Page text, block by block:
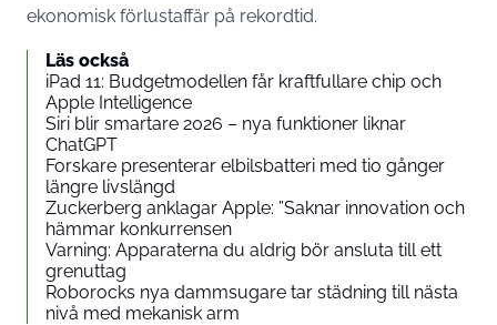
ekonomisk förlustaffär på rekordtid.
Läs också
iPad 11: Budgetmodellen får kraftfullare chip och
Apple Intelligence
Siri blir smartare 2026 – nya funktioner liknar
ChatGPT
Forskare presenterar elbilsbatteri med tio gånger
längre livslängd
Zuckerberg anklagar Apple: ”Saknar innovation och
hämmar konkurrensen
Varning: Apparaterna du aldrig bör ansluta till ett
grenuttag
Roborocks nya dammsugare tar städning till nästa
nivå med mekanisk arm